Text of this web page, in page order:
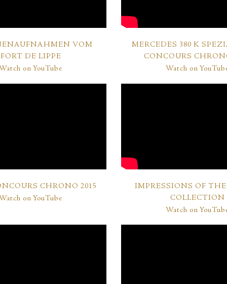
VOM
FORT DE LIPPE
on YouTube
CHRONO 2015
on YouTube
MERCEDES 380 K
CONCOURS
Watch on
IMPRESSIONS OF
COLLECTION
Watch on